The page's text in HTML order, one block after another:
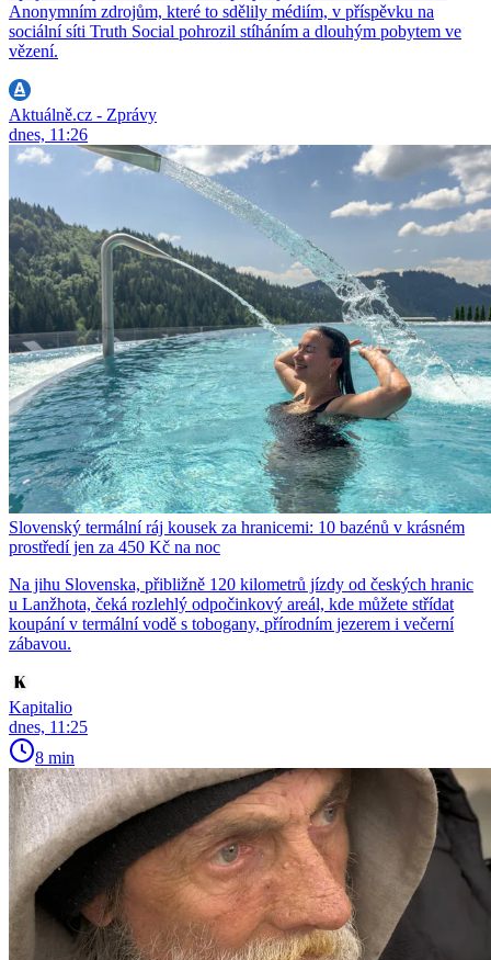
Anonymním zdrojům, které to sdělily médiím, v příspěvku na
sociální síti Truth Social pohrozil stíháním a dlouhým pobytem ve
vězení.
Aktuálně.cz - Zprávy
dnes, 11:26
Slovenský termální ráj kousek za hranicemi: 10 bazénů v krásném
prostředí jen za 450 Kč na noc
Na jihu Slovenska, přibližně 120 kilometrů jízdy od českých hranic
u Lanžhota, čeká rozlehlý odpočinkový areál, kde můžete střídat
koupání v termální vodě s tobogany, přírodním jezerem i večerní
zábavou.
Kapitalio
dnes, 11:25
8 min